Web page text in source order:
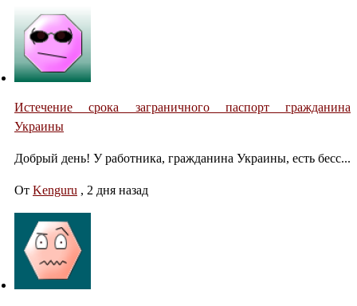
Истечение срока заграничного паспорт гражданина
Украины
Добрый день! У работника, гражданина Украины, есть бесс...
От Kenguru , 2 дня назад